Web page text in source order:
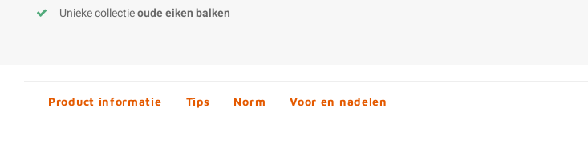
Unieke collectieoude eiken balken
Product informatie Tips Norm Voor en nadelen